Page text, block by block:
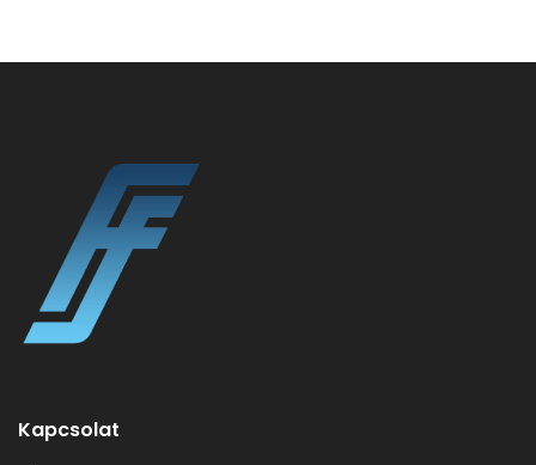
Kapcsolat